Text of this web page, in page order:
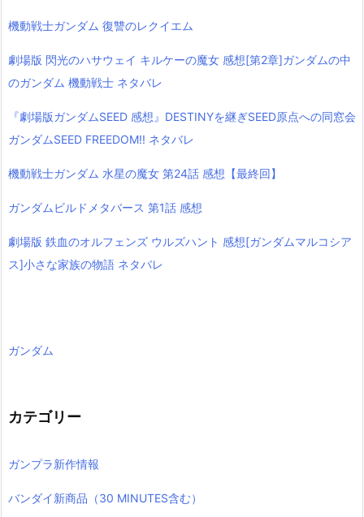
機動戦士ガンダム 復讐のレクイエム
劇場版 閃光のハサウェイ キルケーの魔女 感想[第2章]ガンダムの中
のガンダム 機動戦士 ネタバレ
『劇場版ガンダムSEED 感想』DESTINYを継ぎSEED原点への同窓会
ガンダムSEED FREEDOM!! ネタバレ
機動戦士ガンダム 水星の魔女 第24話 感想【最終回】
ガンダムビルドメタバース 第1話 感想
劇場版 鉄血のオルフェンズ ウルズハント 感想[ガンダムマルコシア
ス]小さな家族の物語 ネタバレ
ガンダム
カテゴリー
ガンプラ新作情報
バンダイ新商品（30 MINUTES含む）